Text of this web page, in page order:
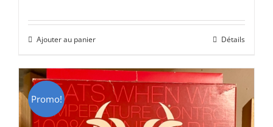
initial
était :
CHF 85.00.
actuel
CHF 59.00.
Ajouter au panier Détails
Promo!